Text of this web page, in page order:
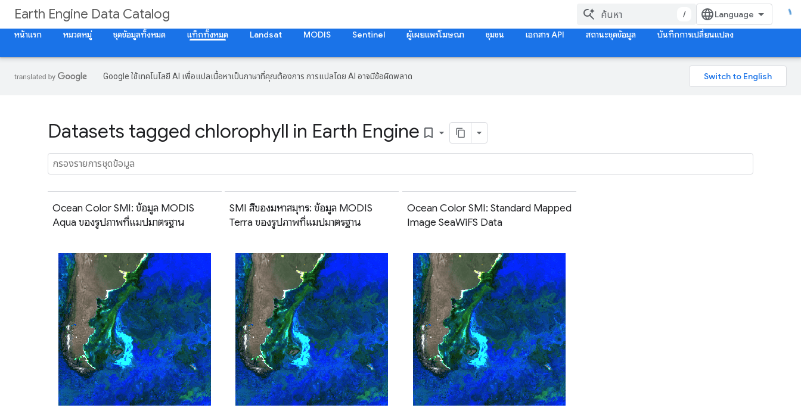
Earth Engine Data Catalog
/
หน้าแรก
หมวดหมู่ ชุดข้อมูลทั้งหมด แท็กทั้งหมด Landsat MODIS Sentinel ผู้เผยแพร่โฆษณา ชุมชน เอกสาร API สถานะชุดข้อมูล บันทึกการเปลี่ยนแปลง
Google ใช้เทคโนโลยี AI เพื่อแปลเนื้อหาเป็นภาษาที่คุณต้องการ การแปลโดย AI อาจมีข้อผิดพลาด
Datasets tagged chlorophyll in Earth Engine bookmark_border
Ocean Color SMI: ข้อมูล MODIS
Aqua ของรูปภาพที่แมปมาตรฐาน
SMI สีของมหาสมุทร: ข้อมูล MODIS
Terra ของรูปภาพที่แมปมาตรฐาน
Ocean Color SMI: Standard Mapped
Image SeaWiFS Data